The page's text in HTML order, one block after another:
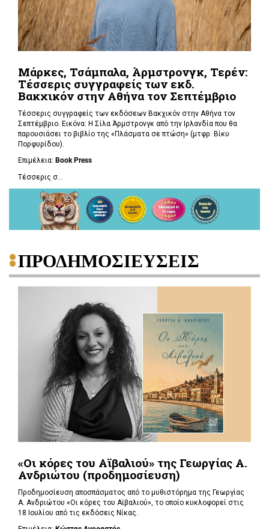
Μάρκες, Τσάμπαλα, Άρμστρονγκ, Τερέν:
Τέσσερις συγγραφείς των εκδ.
Βακχικόν στην Αθήνα τον Σεπτέμβριο
Τέσσερις συγγραφείς των εκδόσεων Βακχικόν στην Αθήνα τον
Σεπτέμβριο. Εικόνα: Η Σίλα Άρμστρονγκ από την Ιρλανδία που θα
παρουσιάσει το βιβλίο της «Πλάσματα σε πτώση» (μτφρ. Βίκυ
Πορφυρίδου).
Επιμέλεια: Book Press
Τέσσερις σ...
ΠΡΟΔΗΜΟΣΙΕΥΣΕΙΣ
«Οι κόρες του Αϊβαλιού» της Γεωργίας Α.
Ανδριώτου (προδημοσίευση)
Προδημοσίευση αποσπάσματος από το μυθιστόρημα της Γεωργίας
Α. Ανδριώτου «Οι κόρες του Αϊβαλιού», το οποίο κυκλοφορεί στις
18 Ιουλίου από τις εκδόσεις Νίκας.